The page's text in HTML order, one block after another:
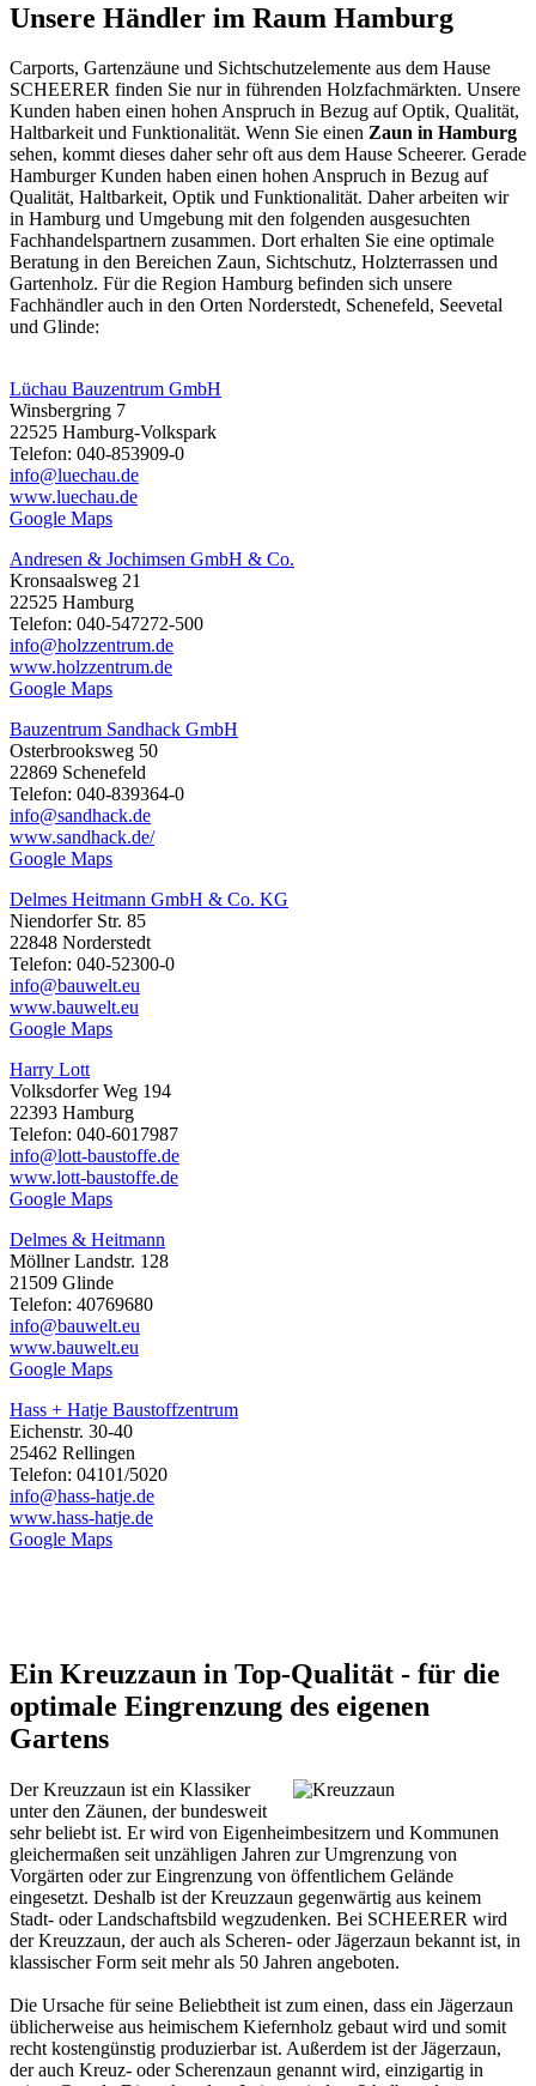
Unsere Händler im Raum Hamburg
Carports, Gartenzäune und Sichtschutzelemente aus dem Hause
SCHEERER finden Sie nur in führenden Holzfachmärkten. Unsere
Kunden haben einen hohen Anspruch in Bezug auf Optik, Qualität,
Haltbarkeit und Funktionalität. Wenn Sie einen Zaun in Hamburg
sehen, kommt dieses daher sehr oft aus dem Hause Scheerer. Gerade
Hamburger Kunden haben einen hohen Anspruch in Bezug auf
Qualität, Haltbarkeit, Optik und Funktionalität. Daher arbeiten wir
in Hamburg und Umgebung mit den folgenden ausgesuchten
Fachhandelspartnern zusammen. Dort erhalten Sie eine optimale
Beratung in den Bereichen Zaun, Sichtschutz, Holzterrassen und
Gartenholz. Für die Region Hamburg befinden sich unsere
Fachhändler auch in den Orten Norderstedt, Schenefeld, Seevetal
und Glinde:
Lüchau Bauzentrum GmbH
Winsbergring 7
22525 Hamburg-Volkspark
Telefon: 040-853909-0
info@luechau.de
www.luechau.de
Google Maps
Andresen & Jochimsen GmbH & Co.
Kronsaalsweg 21
22525 Hamburg
Telefon: 040-547272-500
info@holzzentrum.de
www.holzzentrum.de
Google Maps
Bauzentrum Sandhack GmbH
Osterbrooksweg 50
22869 Schenefeld
Telefon: 040-839364-0
info@sandhack.de
www.sandhack.de/
Google Maps
Delmes Heitmann GmbH & Co. KG
Niendorfer Str. 85
22848 Norderstedt
Telefon: 040-52300-0
info@bauwelt.eu
www.bauwelt.eu
Google Maps
Harry Lott
Volksdorfer Weg 194
22393 Hamburg
Telefon: 040-6017987
info@lott-baustoffe.de
www.lott-baustoffe.de
Google Maps
Delmes & Heitmann
Möllner Landstr. 128
21509 Glinde
Telefon: 40769680
info@bauwelt.eu
www.bauwelt.eu
Google Maps
Hass + Hatje Baustoffzentrum
Eichenstr. 30-40
25462 Rellingen
Telefon: 04101/5020
info@hass-hatje.de
www.hass-hatje.de
Google Maps
Ein Kreuzzaun in Top-Qualität - für die
optimale Eingrenzung des eigenen
Gartens
Der Kreuzzaun ist ein Klassiker
unter den Zäunen, der bundesweit
sehr beliebt ist. Er wird von Eigenheimbesitzern und Kommunen
gleichermaßen seit unzähligen Jahren zur Umgrenzung von
Vorgärten oder zur Eingrenzung von öffentlichem Gelände
eingesetzt. Deshalb ist der Kreuzzaun gegenwärtig aus keinem
Stadt- oder Landschaftsbild wegzudenken. Bei SCHEERER wird
der Kreuzzaun, der auch als Scheren- oder Jägerzaun bekannt ist, in
klassischer Form seit mehr als 50 Jahren angeboten.
Die Ursache für seine Beliebtheit ist zum einen, dass ein Jägerzaun
üblicherweise aus heimischem Kiefernholz gebaut wird und somit
recht kostengünstig produzierbar ist. Außerdem ist der Jägerzaun,
der auch Kreuz- oder Scherenzaun genannt wird, einzigartig in